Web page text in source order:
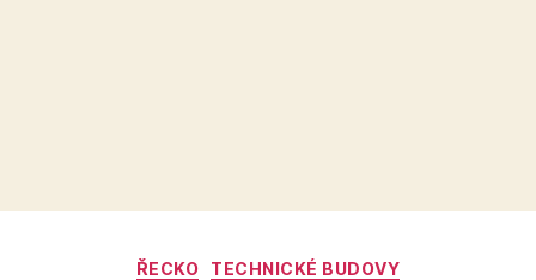
Rubriky
ŘECKO TECHNICKÉ BUDOVY